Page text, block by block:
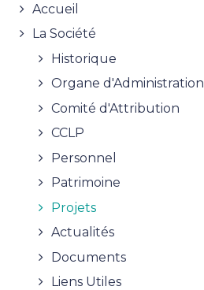
Accueil
La Société
Historique
Organe d'Administration
Comité d'Attribution
CCLP
Personnel
Patrimoine
Projets
Actualités
Documents
Liens Utiles